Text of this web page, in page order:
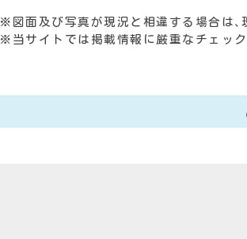
※図面及び写真が現況と相違する場合は、
※当サイトでは掲載情報に厳重なチェック